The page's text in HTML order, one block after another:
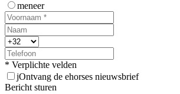
meneer
* Verplichte velden
jOntvang de ehorses nieuwsbrief
Bericht sturen